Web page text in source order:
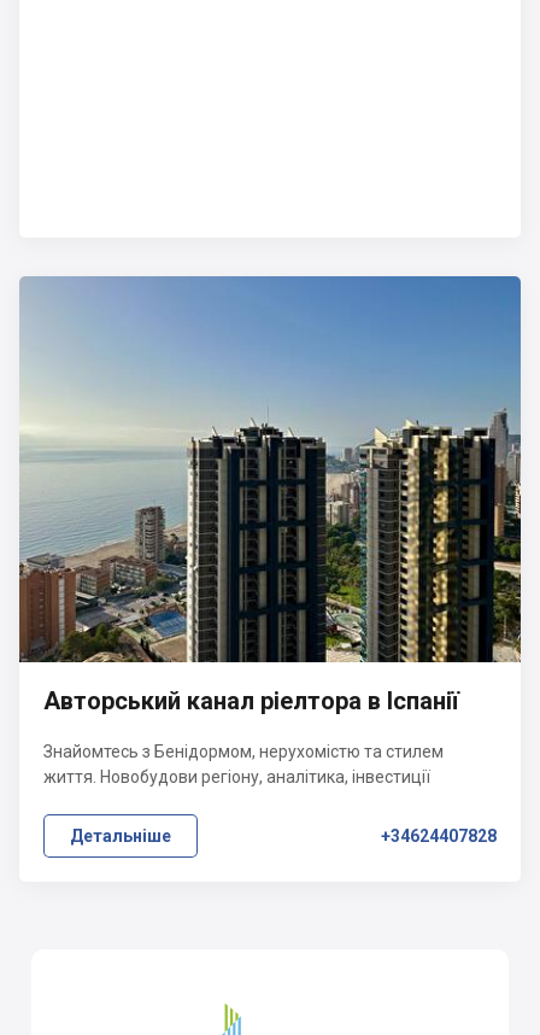
Авторський канал ріелтора в Іспанії
Знайомтесь з Бенідормом, нерухомістю та стилем
життя. Новобудови регіону, аналітика, інвестиції
Детальніше +34624407828